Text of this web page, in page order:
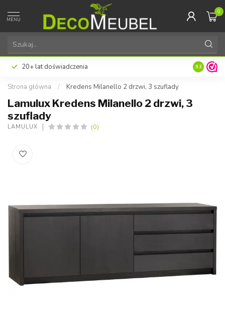
MENU
0
20+ lat doświadczenia 9.3
Strona główna / Kredens Milanello 2 drzwi, 3 szuflady
Lamulux Kredens Milanello 2 drzwi, 3
szuflady
LAMULUX (0)